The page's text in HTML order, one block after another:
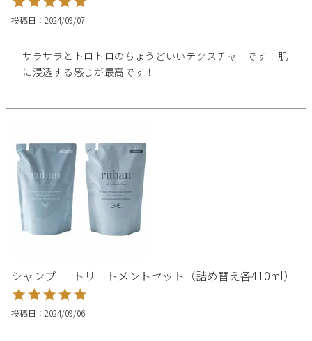
投稿日 2024/09/07
サラサラとトロトロのちょうどいいテクスチャーです！肌
に浸透する感じが最高です！
シャンプー+トリートメントセット（詰め替え各410ml）
投稿日 2024/09/06